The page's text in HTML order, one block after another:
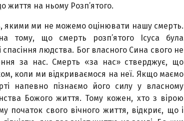
життя на ньому Розп’ятого.
якими ми не можемо оцінювати нашу смерть.
тому, що смерть розп’ятого Ісуса була
людства. Бог власного Сина свого не
за нас. Смерть «за нас» стверджує, що
коли ми відкриваємося на неї. Якщо маємо
напевно пізнаємо його силу у власному
Божого життя. Тому кожен, хто з вірою
початок свого вічного життя, відкриє, що і